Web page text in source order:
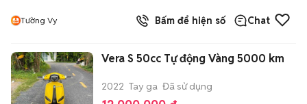
Tường Vy Bấm để hiện số Chat
Vera S 50cc Tự động Vàng 5000 km
2022 Tay ga Đã sử dụng